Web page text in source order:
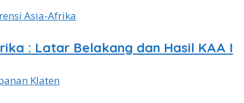
: Latar Belakang dan Hasil KAA I